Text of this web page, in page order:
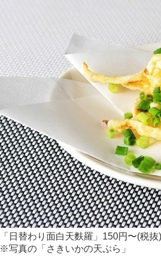
「日替わり面白天麩羅」150円〜(税抜)
※写真の「さきいかの天ぷら」